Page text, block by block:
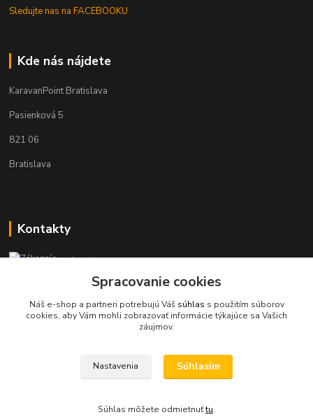
Sledujte nas na FACEBOOKU
Kde nás nájdete
KaravanPoint Bratislava
Pasienková 5
821 06
Bratislava
Kontakty
Zákaznícka podpora KaravanPoint
+421902309993
(Po-Pia, 9-18 hod.)
info@karavanpoint.sk
Spracovanie cookies
Náš e-shop a partneri potrebujú Váš súhlas s použitím súborov
cookies, aby Vám mohli zobrazovať informácie týkajúce sa Vašich
záujmov.
Nastavenia Súhlasím
Súhlas môžete odmietnuťtu.